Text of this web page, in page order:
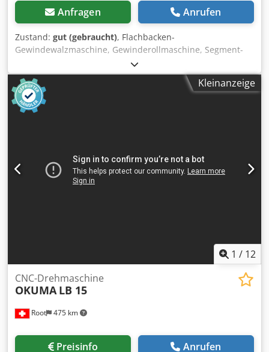
Anfragen Anrufen
Zustand: gut (gebraucht), Flachbacken-
Gewindewalzmaschine, Gewinderollmaschine, Segment-
Gewindewalzmaschine, Kaltumformmachine,
Rändelmaschine, Gewindewalzmaschine Dkedpji Eg Nkofx
Apqor -Hersteller: EWM, Flachbacken-
Gewindewalzmaschine Rändelmaschine -Typ: leider ohne
Typbezeichnung -Antrieb: 4,6/5,8 kW 1435/2890 U/min -
Kleinanzeige
1 / 12
Root 475 km
CNC-Drehmaschine
OKUMA LB 15
Preisinfo Anrufen